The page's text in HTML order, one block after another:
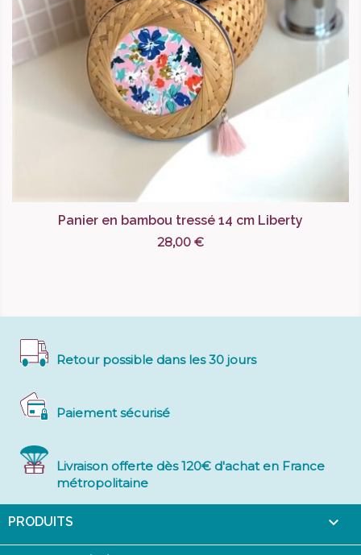
Panier en bambou tressé 14 cm Liberty
28,00 €
Retour possible dans les 30 jours
Paiement sécurisé
Livraison offerte dès 120€ d'achat en France
métropolitaine
PRODUITS 